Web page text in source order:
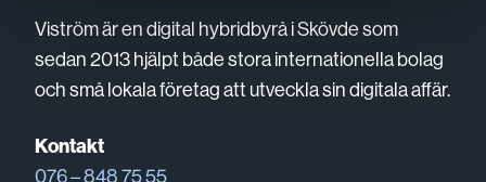
Viström är en digital hybridbyrå i Skövde som
sedan 2013 hjälpt både stora internationella bolag
och små lokala företag att utveckla sin digitala affär.
Kontakt
076 – 848 75 55